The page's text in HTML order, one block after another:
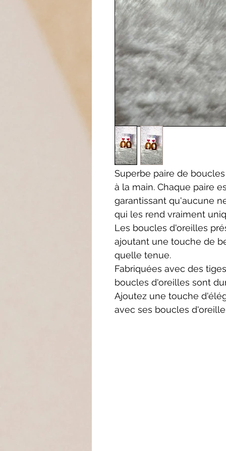
Superbe paire de
à la main. Chaque paire
garantissant qu'aucune
qui les rend vraiment
Les boucles d'oreilles
ajoutant une touche de
quelle tenue.
Fabriquées avec des
boucles d'oreilles sont
Ajoutez une touche
avec ses boucles